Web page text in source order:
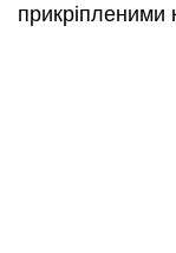
прикріпленими